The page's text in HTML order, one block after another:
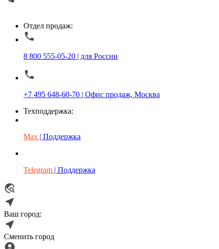
Отдел продаж:
8 800 555-05-20 | для России
+7 495 648-60-70 | Офис продаж, Москва
Техподдержка:
Max | Поддержка
Telegram | Поддержка
Ваш город:
Сменить город